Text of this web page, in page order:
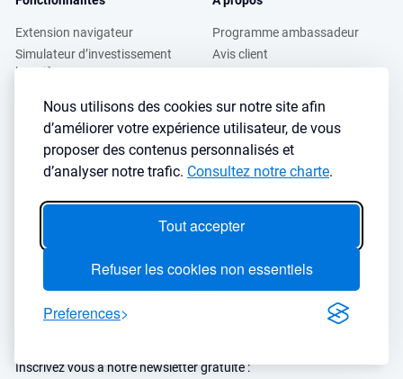
Nous utilisons des cookies sur notre site afin
d’améliorer votre expérience utilisateur, de vous
proposer des contenus personnalisés et
d’analyser notre trafic. Consultez notre charte.
Tout accepter
Refuser les cookies non essentiels
Preferences
Extension navigateur
Simulateur d’investissement
locatif
Analyse de ville
Blog investissement
Offres professionnels
Programme ambassadeur
Avis client
Guides
Guide immobilier
Gestion locative
Finance de l'immobilier
Simulateurs immobilier
Inscrivez vous à notre newsletter gratuite :